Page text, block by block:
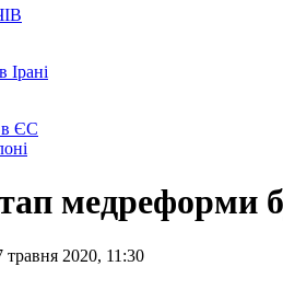
Ірані
в ЄС
медреформи
2020, 11:30